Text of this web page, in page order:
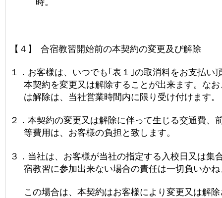
【４】 合宿教習開始前の本契約の変更及び解除
１． お客様は、いつでも｢表１｣の取消料をお支払い
本契約を変更又は解除することが出来ます。な
は解除は、当社営業時間内に限り受け付けます。
２．本契約の変更又は解除に伴って生じる交通費、
等費用は、お客様の負担と致します。
３． 当社は、お客様が当社の指定する入校日又は集
宿教習に参加出来ない場合の責任は一切負いか
この場合は、本契約はお客様により変更又は解